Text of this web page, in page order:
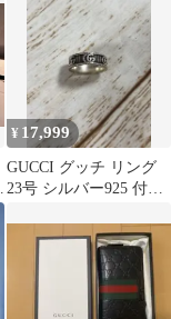
¥ 17,999
GUCCI グッチ リング
23号 シルバー925 付属